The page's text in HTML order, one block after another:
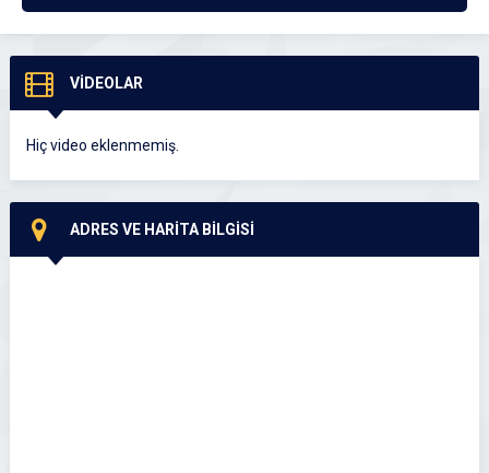
VİDEOLAR
Hiç video eklenmemiş.
ADRES VE HARİTA BİLGİSİ